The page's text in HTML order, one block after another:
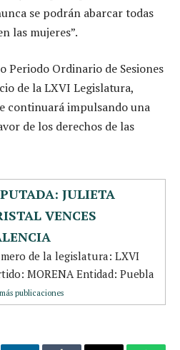
se podrán abarcar todas
las mujeres”.
Periodo Ordinario de Sesiones
de la LXVI Legislatura,
continuará impulsando una
de los derechos de las
JULIETA
VENCES
de la legislatura: LXVI
MORENA Entidad: Puebla
publicaciones